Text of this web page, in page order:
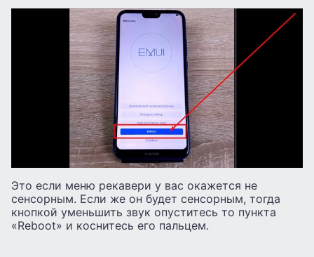
Это если меню рекавери у вас окажется не
сенсорным. Если же он будет сенсорным, тогда
кнопкой уменьшить звук опуститесь то пункта
«Reboot» и коснитесь его пальцем.